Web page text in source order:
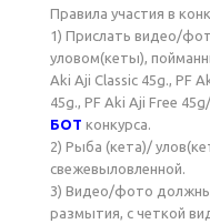
Правила участия в
1) Прислать видео/
уловом(кеты),
Aki Aji Classic 45g., PF
45g., PF Aki Aji Free
БОТ конкурса.
2) Рыба (кета)/
свежевыловленной.
3) Видео/фото
размытия, с четкой